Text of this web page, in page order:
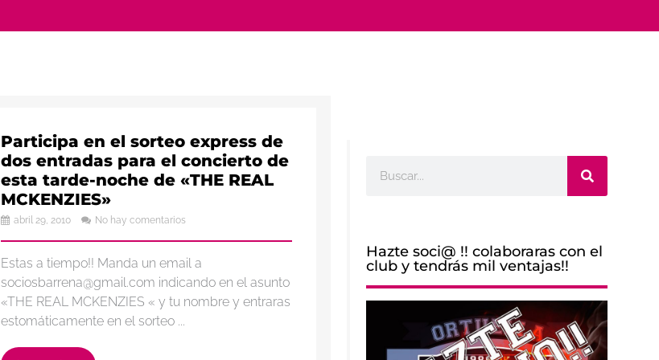
Participa en el sorteo express de
dos entradas para el concierto de
esta tarde-noche de «THE REAL
MCKENZIES»
abril 29, 2010 No hay comentarios
Estas a tiempo!! Manda un email a
sociosbarrena@gmail.com indicando en el asunto
«THE REAL MCKENZIES « y tu nombre y entraras
estomáticamente en el sorteo ...
Hazte soci@ !! colaboraras con el
club y tendrás mil ventajas!!